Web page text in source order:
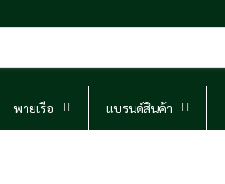
พายเรือ แบรนด์สินค้า